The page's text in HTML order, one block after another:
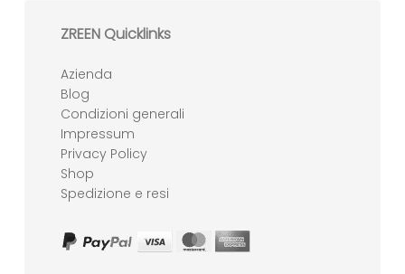
ZREEN Quicklinks
Azienda
Blog
Condizioni generali
Impressum
Privacy Policy
Shop
Spedizione e resi